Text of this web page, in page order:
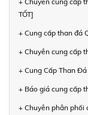
TỐT]
+ Cung cấp than đá
+ Chuyên cung cấp
+ Cung Cấp Than
+ Báo giá cung cấp
+ Chuyên phân phối